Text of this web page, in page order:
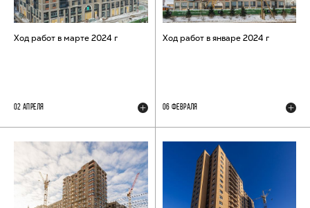
Ход работ в марте 2024 г
02 АПРЕЛЯ
Ход работ в январе 2024 г
06 ФЕВРАЛЯ